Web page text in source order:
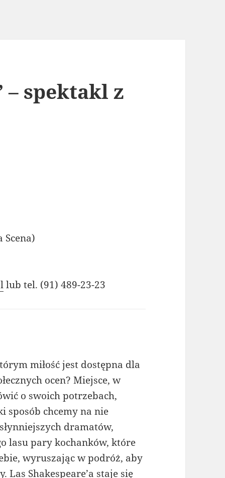
– spektakl z
Scena)
lub tel. (91) 489-23-23
miłość jest dostępna dla
ocen? Miejsce, w
o swoich potrzebach,
sposób chcemy na nie
dramatów,
lasu pary kochanków, które
wyruszając w podróż, aby
Shakespeare’a staje się